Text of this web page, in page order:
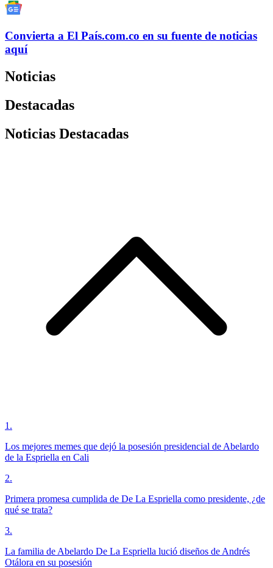
Convierta a El País.com.co en su fuente de noticias
aquí
Noticias
Destacadas
Noticias Destacadas
1 .
Los mejores memes que dejó la posesión presidencial de Abelardo
de la Espriella en Cali
2.
Primera promesa cumplida de De La Espriella como presidente, ¿de
qué se trata?
3.
La familia de Abelardo De La Espriella lució diseños de Andrés
Otálora en su posesión